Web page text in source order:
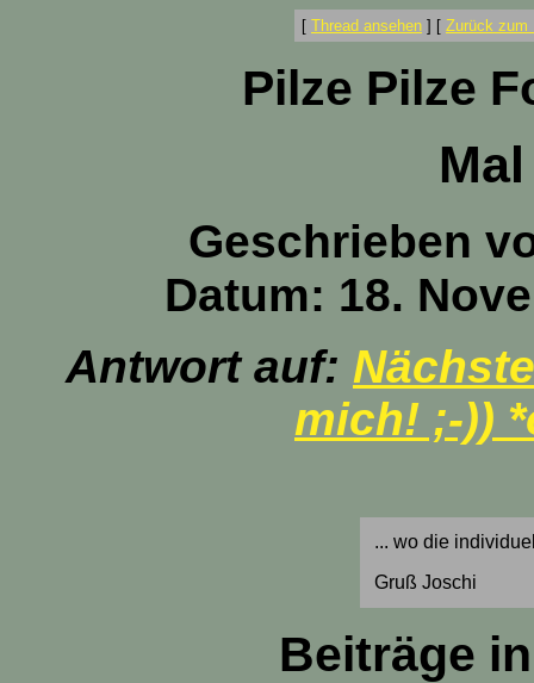
[ Thread ansehen ] [ Zurück zum
Pilze Pilze
Geschrieben
Datum: 18.
Antwort auf:
mich! ;-))
... wo die
Gruß Joschi
Beiträge